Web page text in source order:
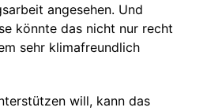
angesehen. Und
könnte das nicht nur recht
sehr klimafreundlich
will, kann das